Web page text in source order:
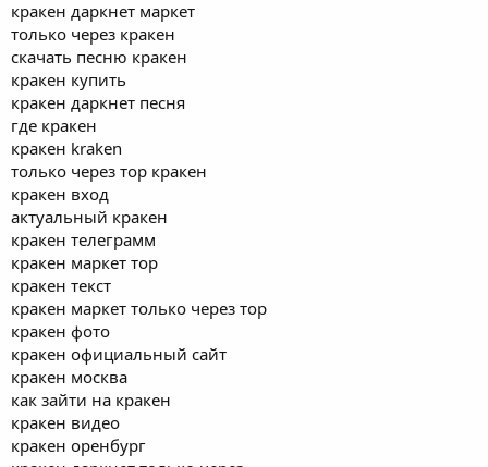
кракен даркнет маркет
только через кракен
скачать песню кракен
кракен купить
кракен даркнет песня
где кракен
кракен kraken
только через тор кракен
кракен вход
актуальный кракен
кракен телеграмм
кракен маркет тор
кракен текст
кракен маркет только через тор
кракен фото
кракен официальный сайт
кракен москва
как зайти на кракен
кракен видео
кракен оренбург